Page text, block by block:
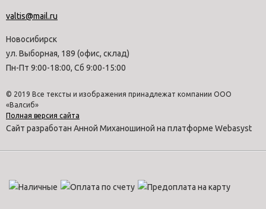
valtis@mail.ru
Новосибирск
ул. Выборная, 189 (офис, склад)
Пн-Пт 9:00-18:00, Сб 9:00-15:00
© 2019 Все тексты и изображения принадлежат компании ООО
«Валсиб»
Полная версия сайта
Сайт разработан Анной Миханошиной на платформе Webasyst